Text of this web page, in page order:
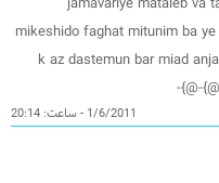
mikeshido faghat mitunim ba
k az dastemun bar miad
1/6/2011 - ساعت: 20:14